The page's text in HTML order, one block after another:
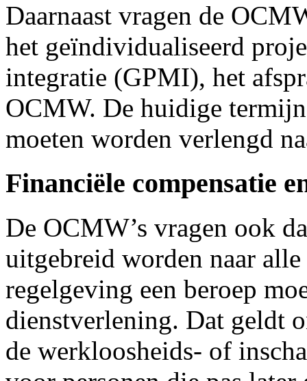
Daarnaast vragen de
het geïndividualiseerd
integratie (GPMI), het
OCMW. De huidige
moeten worden verlengd
Financiële compensatie
De OCMW’s vragen ook
uitgebreid worden naar
regelgeving een beroep
dienstverlening. Dat geldt
de werkloosheids- of